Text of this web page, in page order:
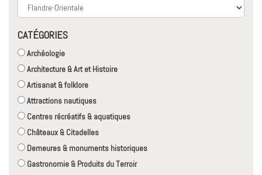
CATÉGORIES
Archéologie
Architecture & Art et Histoire
Artisanat & folklore
Attractions nautiques
Centres récréatifs & aquatiques
Châteaux & Citadelles
Demeures & monuments historiques
Gastronomie & Produits du Terroir